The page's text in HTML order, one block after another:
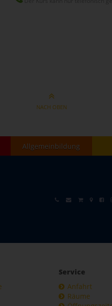
NACH OBEN
Allgemeinbildung
Service
Anfahrt
Räume